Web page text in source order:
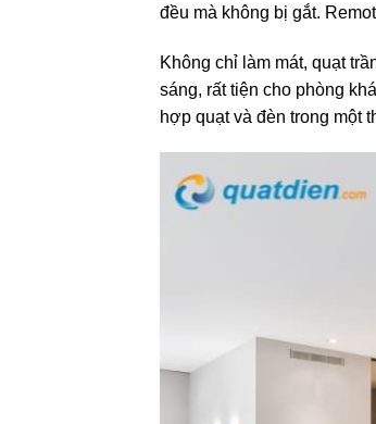
đều mà không bị gắt.
Không chỉ làm mát, quạt
sáng, rất tiện cho phòng
hợp quạt và đèn trong một